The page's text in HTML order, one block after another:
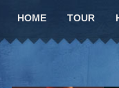
HOME TOUR